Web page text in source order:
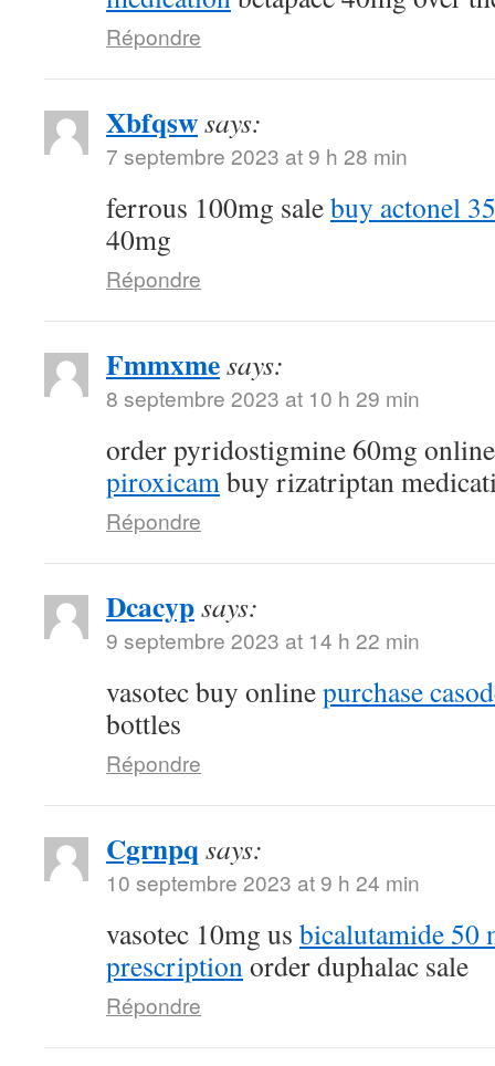
Répondre
Xbfqswsays:
7 septembre 2023 at 9 h 28 min
ferrous 100mg salebuy actonel
40mg
Répondre
Fmmxmesays:
8 septembre 2023 at 10 h 29 min
order pyridostigmine 60mg
piroxicambuy rizatriptan
Répondre
Dcacypsays:
9 septembre 2023 at 14 h 22 min
vasotec buy onlinepurchase
bottles
Répondre
Cgrnpq says:
10 septembre 2023 at 9 h 24 min
vasotec 10mg us bicalutamide 50
prescriptionorder duphalac sale
Répondre